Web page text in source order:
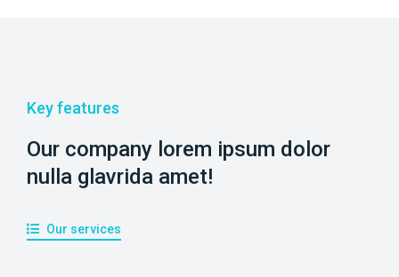
Key features
Our company lorem ipsum dolor
nulla glavrida amet!
Our services